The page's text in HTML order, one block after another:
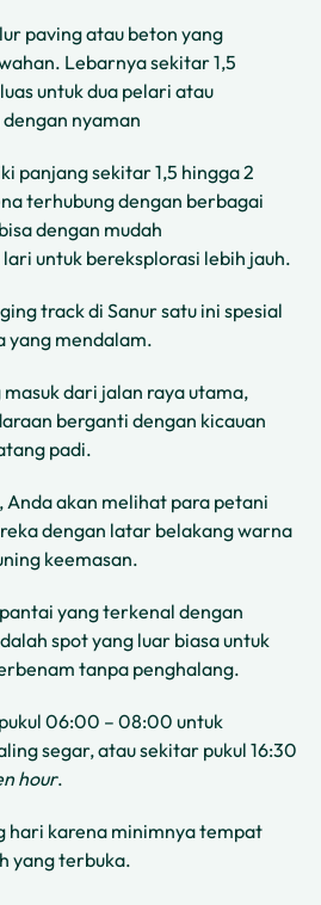
paving atau beton yang
Lebarnya sekitar 1,5
untuk dua pelari atau
nyaman
panjang sekitar 1,5 hingga 2
terhubung dengan berbagai
dengan mudah
untuk bereksplorasi lebih jauh.
track di Sanur satu ini spesial
yang mendalam.
dari jalan raya utama,
berganti dengan kicauan
padi.
Anda akan melihat para petani
dengan latar belakang warna
keemasan.
yang terkenal dengan
spot yang luar biasa untuk
tanpa penghalang.
06:00 – 08:00 untuk
segar, atau sekitar pukul 16:30
hour.
hari karena minimnya tempat
yang terbuka.